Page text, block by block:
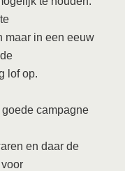
maar in een eeuw
lof op.
campagne
en daar de